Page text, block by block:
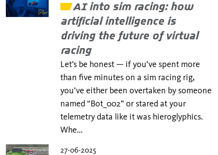
AI into sim racing: how
artificial intelligence is
driving the future of virtual
racing
Let’s be honest — if you’ve spent more
than five minutes on a sim racing rig,
you’ve either been overtaken by someone
named “Bot_002” or stared at your
telemetry data like it was hieroglyphics.
Whe...
27-06-2025